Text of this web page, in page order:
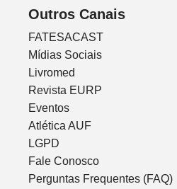
Outros Canais
FATESACAST
Mídias Sociais
Livromed
Revista EURP
Eventos
Atlética AUF
LGPD
Fale Conosco
Perguntas Frequentes (FAQ)